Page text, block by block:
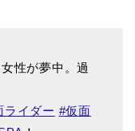
性が夢中。過
ライダー #仮面